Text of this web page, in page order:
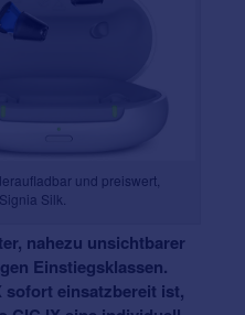
und preiswert,
Silk.
nahezu unsichtbarer
Einstiegsklassen.
sofort einsatzbereit ist,